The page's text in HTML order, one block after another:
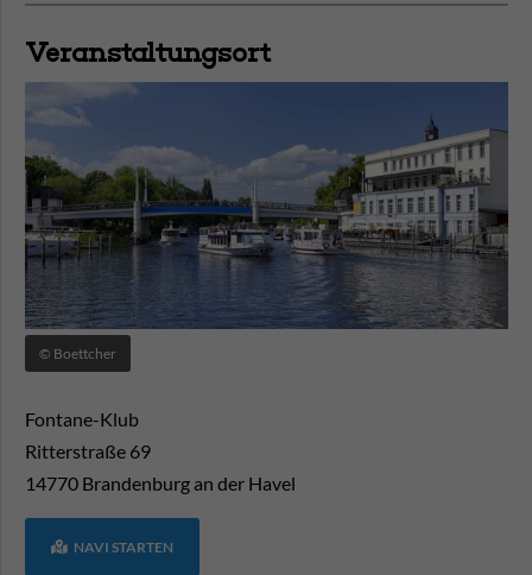
Veranstaltungsort
© Boettcher
Fontane-Klub
Ritterstraße 69
14770 Brandenburg an der Havel
NAVI STARTEN